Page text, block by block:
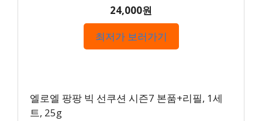
24,000원
최저가 보러가기
엘로엘 팡팡 빅 선쿠션 시즌7 본품+리필, 1세
트, 25g